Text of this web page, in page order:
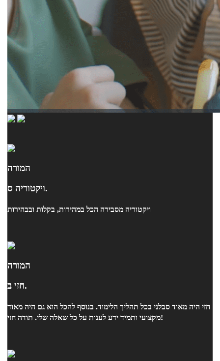
המורה
ויקטוריה ס.
ויקטוריה מסבירה הכל במהירות, בקלות ובבהירות
המורה
חזי ב.
חזי היה מאוד סבלני בכל תהליך הלימוד. בנוסף להכל הוא גם היה מאוד
מקצועי ותמיד ידע לענות על כל שאלה שלי. תודה חזי!